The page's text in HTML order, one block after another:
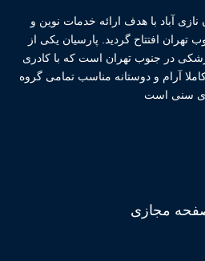
نازی آباد با هدف ارائه خدمات نوین و
تهران افتتاح گردید. پارسیان یکی از
در جنوب تهران است که با کادری
آرام و دوستانه مناسب تمامی گروه
سنی است
مجازی